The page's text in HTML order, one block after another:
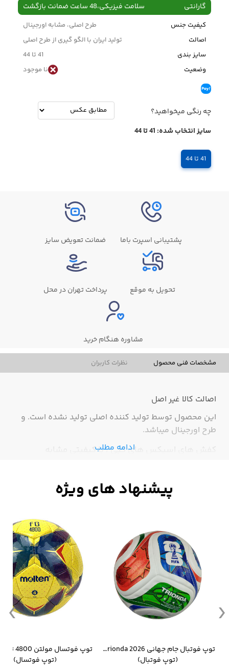
گارانتی سلامت فیزیکی،48 ساعت ضمانت بازگشت
کیفیت جنس
طرح اصلی، مشابه اورجینال
اصالت
تولید ایران با الگو گیری از طرح اصلی
سایز بندی
41 تا 44
وضعیت
نا موجود
چه رنگی میخواهید؟
سایز انتخاب شده: 41 تا 44
41 تا 44
پشتیبانی اسپرت باما ضمانت تعویض سایز
تحویل به موقع پرداخت تهران در محل
مشاوره هنگام خرید
مشخصات فنی محصول نظرات کاربران
اصالت کالا غیر اصل
این محصول توسط تولید کننده اصلی تولید نشده است. و
طرح اورجینال میباشد.
کفش های اسیکس های کپی ، با کیفیتی مشابه
ادامه مطلب
توپ فوتبال جام جهانی 2026 Trionda مشابه اورجینال
(توپ فوتبال)
(توپ فوتسال)